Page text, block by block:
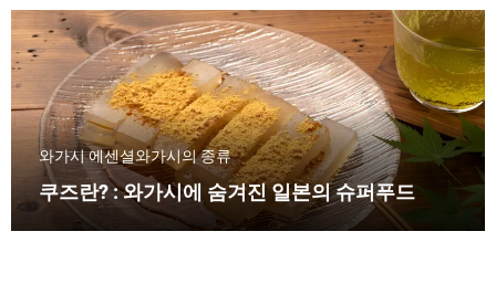
와가시 에센셜와가시의 종류
쿠즈란? : 와가시에 숨겨진 일본의 슈퍼푸드